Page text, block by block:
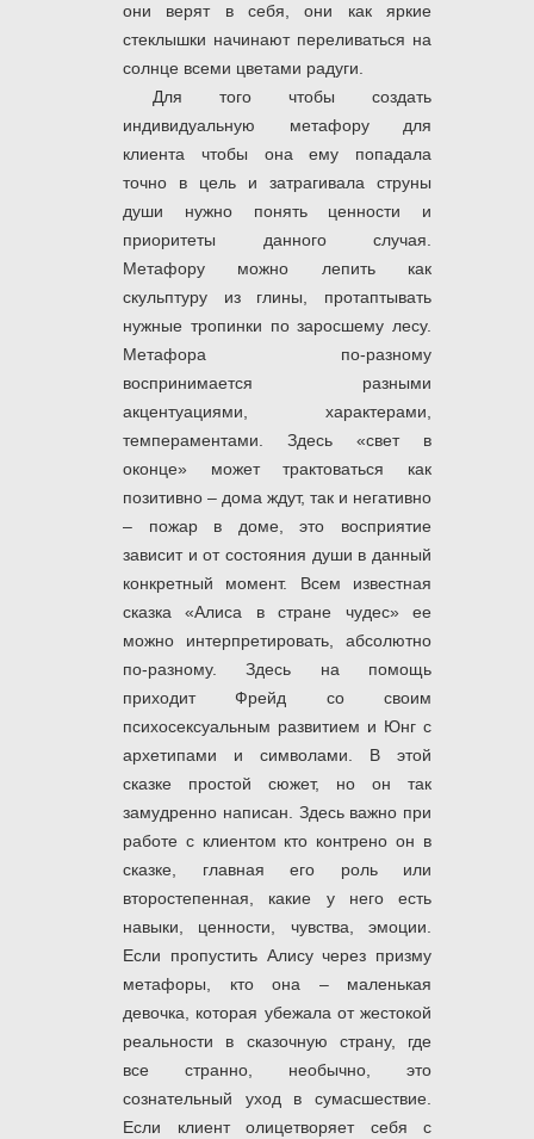
они верят в себя, они как яркие
стеклышки начинают переливаться на
солнце всеми цветами радуги.
Для того чтобы создать
индивидуальную метафору для
клиента чтобы она ему попадала
точно в цель и затрагивала струны
души нужно понять ценности и
приоритеты данного случая.
Метафору можно лепить как
скульптуру из глины, протаптывать
нужные тропинки по заросшему лесу.
Метафора по-разному
воспринимается разными
акцентуациями, характерами,
темпераментами. Здесь «свет в
оконце» может трактоваться как
позитивно – дома ждут, так и негативно
– пожар в доме, это восприятие
зависит и от состояния души в данный
конкретный момент. Всем известная
сказка «Алиса в стране чудес» ее
можно интерпретировать, абсолютно
по-разному. Здесь на помощь
приходит Фрейд со своим
психосексуальным развитием и Юнг с
архетипами и символами. В этой
сказке простой сюжет, но он так
замудренно написан. Здесь важно при
работе с клиентом кто контрено он в
сказке, главная его роль или
второстепенная, какие у него есть
навыки, ценности, чувства, эмоции.
Если пропустить Алису через призму
метафоры, кто она – маленькая
девочка, которая убежала от жестокой
реальности в сказочную страну, где
все странно, необычно, это
сознательный уход в сумасшествие.
Если клиент олицетворяет себя с